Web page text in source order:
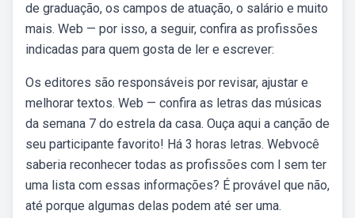
de graduação, os campos de atuação, o salário e muito
mais. Web — por isso, a seguir, confira as profissões
indicadas para quem gosta de ler e escrever:
Os editores são responsáveis por revisar, ajustar e
melhorar textos. Web — confira as letras das músicas
da semana 7 do estrela da casa. Ouça aqui a canção de
seu participante favorito! Há 3 horas letras. Webvocê
saberia reconhecer todas as profissões com l sem ter
uma lista com essas informações? É provável que não,
até porque algumas delas podem até ser uma.